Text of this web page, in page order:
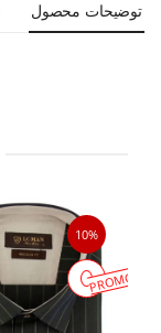
توضیحات محصول
10%